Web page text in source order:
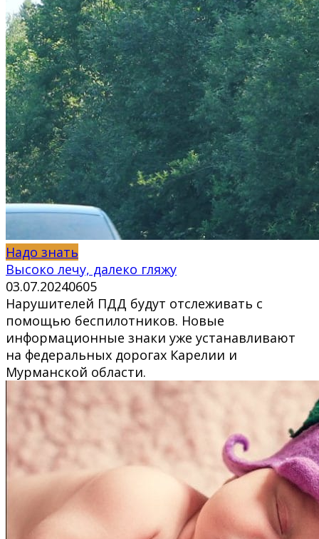
Надо знать
Высоко лечу, далеко гляжу
03.07.20240605
Нарушителей ПДД будут отслеживать с
помощью беспилотников. Новые
информационные знаки уже устанавливают
на федеральных дорогах Карелии и
Мурманской области.